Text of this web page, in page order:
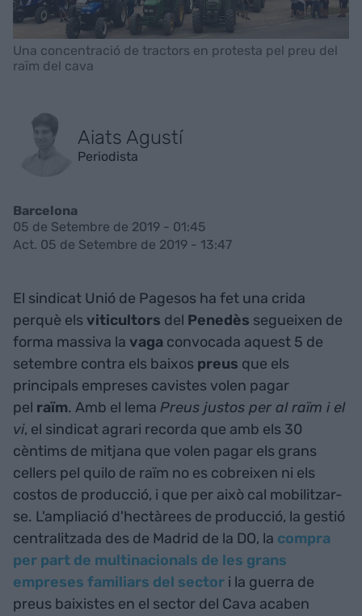
Una concentració de tractors en protesta pel preu del
raïm del cava
Aiats Agustí
Periodista
Barcelona
05 de Setembre de 2019 - 01:45
Act. 05 de Setembre de 2019 - 13:47
El sindicat Unió de Pagesos ha fet una crida
perquè elsviticultors del Penedès segueixen de
forma massiva la vaga convocada aquest 5 de
setembre contra els baixos preus que els
principals empreses cavistes volen pagar
pel raïm. Amb el lema Preus justos per al raïm i el
vi, el sindicat agrari recorda que amb els 30
cèntims de mitjana que volen pagar els grans
cellers pel quilo de raïm no es cobreixen ni els
costos de producció, i que per això cal mobilitzar-
se. L'ampliació d'hectàrees de producció, la gestió
centralitzada des de Madrid de la DO, la compra
per part de multinacionals de les grans
empreses familiars del sector i la guerra de
preus baixistes en el sector del Cava acaben